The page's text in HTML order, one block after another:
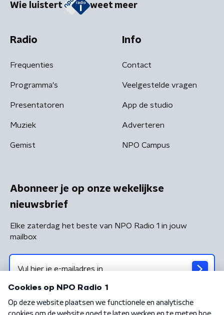
Wie luistert weet meer
Radio
Frequenties
Programma's
Presentatoren
Muziek
Gemist
Info
Contact
Veelgestelde vragen
App de studio
Adverteren
NPO Campus
Abonneer je op onze wekelijkse
nieuwsbrief
Elke zaterdag het beste van NPO Radio 1 in jouw
mailbox